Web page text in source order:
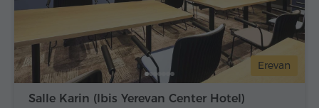
Erevan
Salle Karin (Ibis Yerevan Center Hotel)